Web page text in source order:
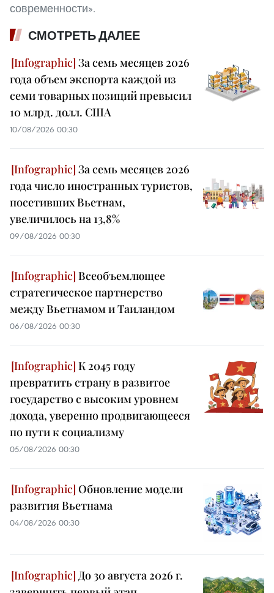
современности».
СМОТРЕТЬ ДАЛЕЕ
За семь месяцев 2026
года объем экспорта каждой из
семи товарных позиций превысил
10 млрд. долл. США
10/08/2026 00:30
За семь месяцев 2026
года число иностранных туристов,
посетивших Вьетнам,
увеличилось на 13,8%
09/08/2026 00:30
Всеобъемлющее
стратегическое партнерство
между Вьетнамом и Таиландом
06/08/2026 00:30
К 2045 году
превратить страну в развитое
государство с высоким уровнем
дохода, уверенно продвигающееся
по пути к социализму
05/08/2026 00:30
Обновление модели
развития Вьетнама
04/08/2026 00:30
До 30 августа 2026 г.